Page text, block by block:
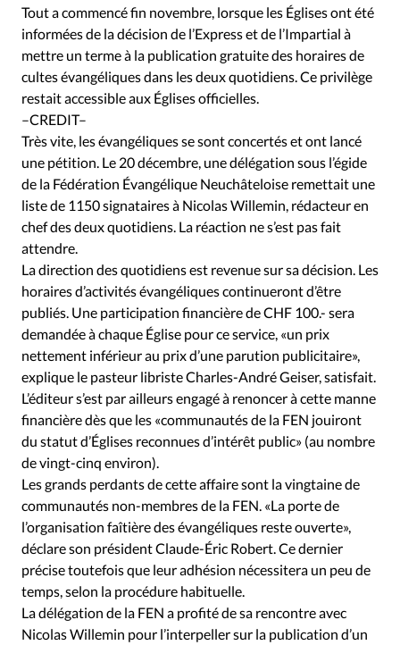
Tout a commencé fin novembre, lorsque les Églises ont été
informées de la décision de l’Express et de l’Impartial à
mettre un terme à la publication gratuite des horaires de
cultes évangéliques dans les deux quotidiens. Ce privilège
restait accessible aux Églises officielles.
–CREDIT–
Très vite, les évangéliques se sont concertés et ont lancé
une pétition. Le 20 décembre, une délégation sous l’égide
de la Fédération Évangélique Neuchâteloise remettait une
liste de 1150 signataires à Nicolas Willemin, rédacteur en
chef des deux quotidiens. La réaction ne s’est pas fait
attendre.
La direction des quotidiens est revenue sur sa décision. Les
horaires d’activités évangéliques continueront d’être
publiés. Une participation financière de CHF 100.- sera
demandée à chaque Église pour ce service, «un prix
nettement inférieur au prix d’une parution publicitaire»,
explique le pasteur libriste Charles-André Geiser, satisfait.
L’éditeur s’est par ailleurs engagé à renoncer à cette manne
financière dès que les «communautés de la FEN jouiront
du statut d’Églises reconnues d’intérêt public» (au nombre
de vingt-cinq environ).
Les grands perdants de cette affaire sont la vingtaine de
communautés non-membres de la FEN. «La porte de
l’organisation faîtière des évangéliques reste ouverte»,
déclare son président Claude-Éric Robert. Ce dernier
précise toutefois que leur adhésion nécessitera un peu de
temps, selon la procédure habituelle.
La délégation de la FEN a profité de sa rencontre avec
Nicolas Willemin pour l’interpeller sur la publication d’un